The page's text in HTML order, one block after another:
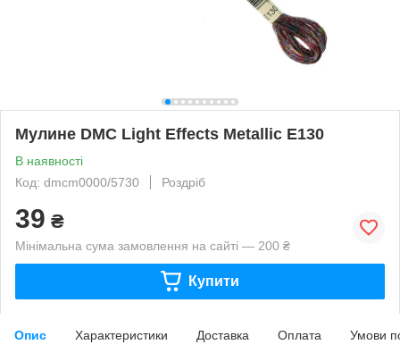
Мулине DMC Light Effects Metallic E130
В наявності
Код: dmcm0000/5730
Роздріб
39 ₴
Мінімальна сума замовлення на сайті — 200 ₴
Купити
Опис Характеристики Доставка Оплата Умови